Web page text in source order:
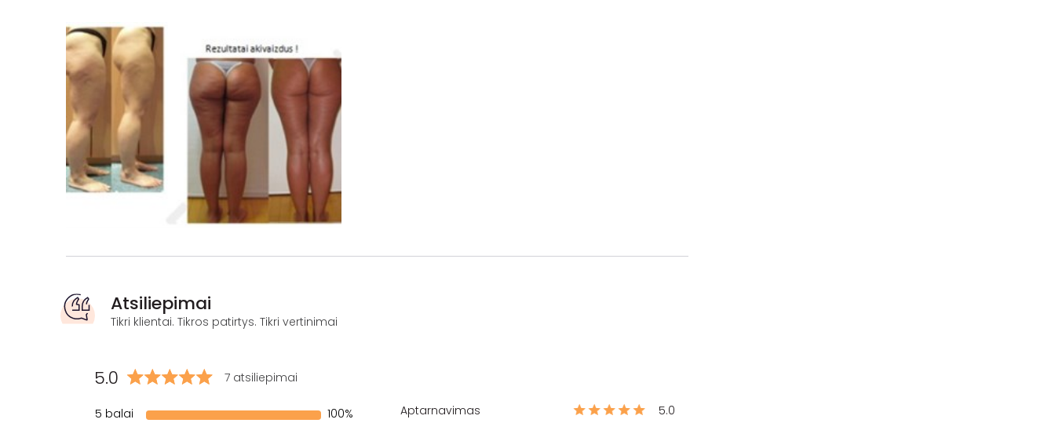
Atsiliepimai
Tikri klientai. Tikros patirtys. Tikri vertinimai
5.0 7 atsiliepimai
5 balai
100%
Aptarnavimas
5.0